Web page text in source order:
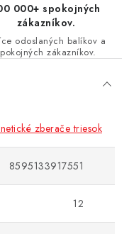
000+ spokojných
zákazníkov.
odoslaných balíkov a
zákazníkov.
zberače triesok
8595133917551
12